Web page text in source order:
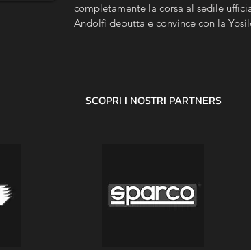
completamente la corsa al sedile
Andolfi debutta e convince con la
SCOPRI I NOSTRI PARTNERS